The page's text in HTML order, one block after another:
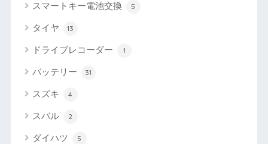
スマートキー電池交換 5
タイヤ 13
ドライブレコーダー 1
バッテリー 31
スズキ 4
スバル 2
ダイハツ 5